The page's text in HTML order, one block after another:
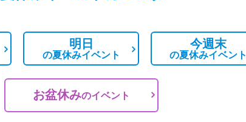
明日
の夏休みイベント
今週末
の夏休みイベント
お盆休みのイベント